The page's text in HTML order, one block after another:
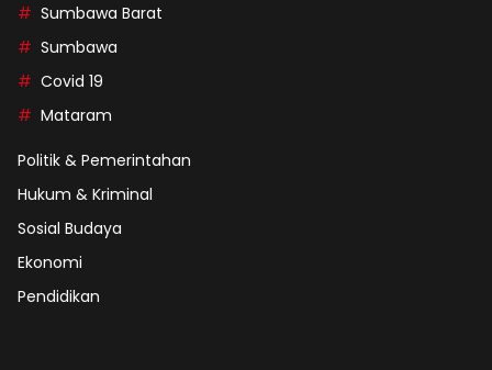
Sumbawa Barat
Sumbawa
Covid 19
Mataram
Politik & Pemerintahan
Hukum & Kriminal
Sosial Budaya
Ekonomi
Pendidikan